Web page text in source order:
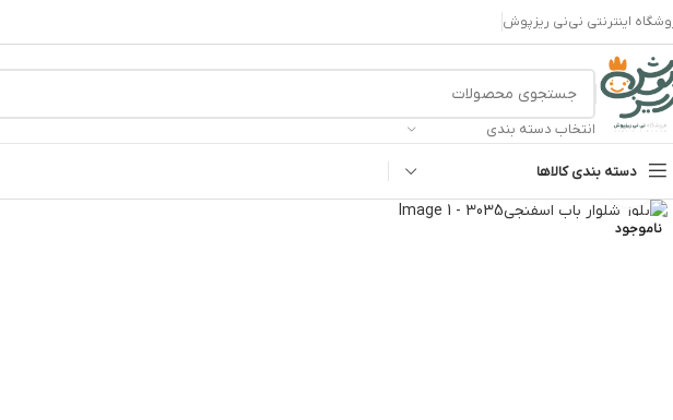
اینترنتی نی‌نی ریزپوش
انتخاب دسته بندی
دسته بندی کالاها
ناموجود
بزرگنمایی تصویر